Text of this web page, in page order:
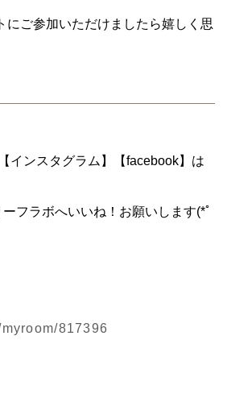
にご参加いただけましたら嬉しく思
インスタグラム】【facebook】は
フラボへいいね！お願いします(*ﾟ
817396